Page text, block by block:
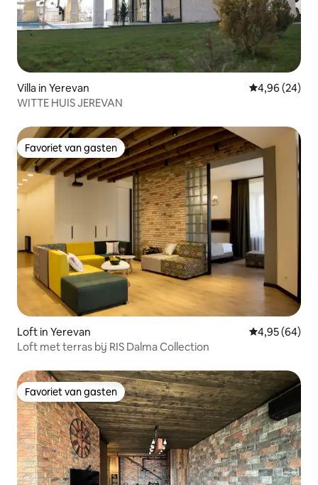
Villa in Yerevan Gemiddelde
4,96 (24)
WITTE HUIS JEREVAN
Favoriet van gasten
Favoriet van gasten
Loft in Yerevan Gemiddelde
4,95 (64)
Loft met terras bij RIS Dalma Collection
Favoriet van gasten
Favoriet van gasten